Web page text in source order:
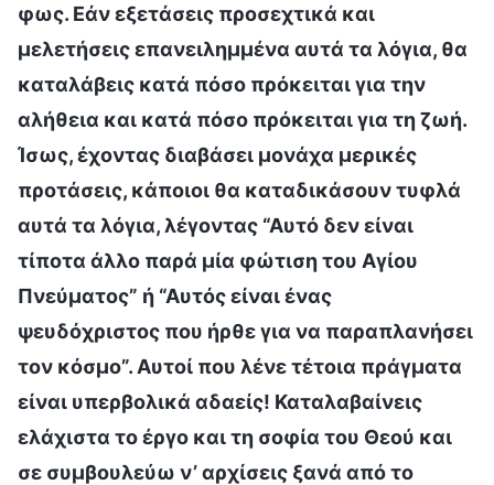
φως. Εάν εξετάσεις προσεχτικά και
μελετήσεις επανειλημμένα αυτά τα λόγια, θα
καταλάβεις κατά πόσο πρόκειται για την
αλήθεια και κατά πόσο πρόκειται για τη ζωή.
Ίσως, έχοντας διαβάσει μονάχα μερικές
προτάσεις, κάποιοι θα καταδικάσουν τυφλά
αυτά τα λόγια, λέγοντας “Αυτό δεν είναι
τίποτα άλλο παρά μία φώτιση του Αγίου
Πνεύματος” ή “Αυτός είναι ένας
ψευδόχριστος που ήρθε για να παραπλανήσει
τον κόσμο”. Αυτοί που λένε τέτοια πράγματα
είναι υπερβολικά αδαείς! Καταλαβαίνεις
ελάχιστα το έργο και τη σοφία του Θεού και
σε συμβουλεύω ν’ αρχίσεις ξανά από το